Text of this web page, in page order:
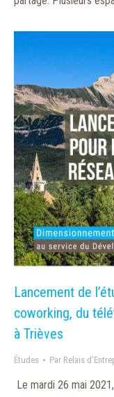
Lancement de
coworking, du
à Trièves
Études Par Relais
Le mardi 26 mai